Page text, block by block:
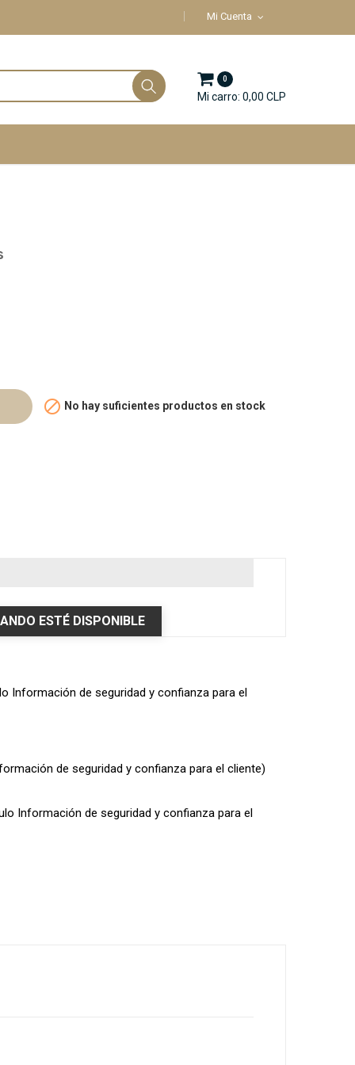
Mi Cuenta
Mi carro: 0,00 CLP
0
 No hay suficientes productos en stock
ESTÉ DISPONIBLE
Información de seguridad y confianza para el
de seguridad y confianza para el cliente)
Información de seguridad y confianza para el